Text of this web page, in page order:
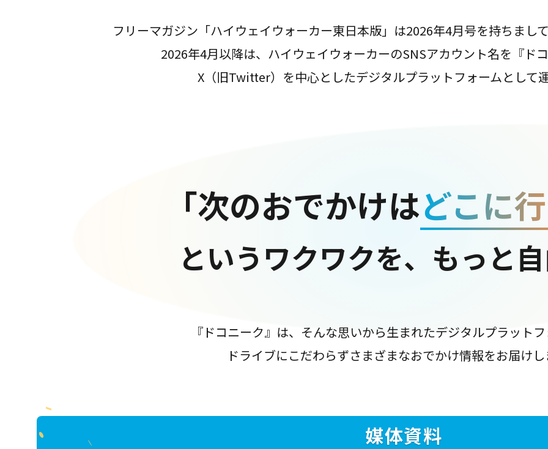
フリーマガジン「ハイウェイウォーカー東日本版」は2026年4月号を持ちまし
2026年4月以降は、ハイウェイウォーカーのSNSアカウント名を『ド
X（旧Twitter）を中心としたデジタルプラットフォームとして
「次のおでかけはどこに
というワクワクを、もっと
『ドコニーク』は、そんな思いから生まれたデジタルプラット
ドライブにこだわらずさまざまなおでかけ情報をお届け
媒体資料